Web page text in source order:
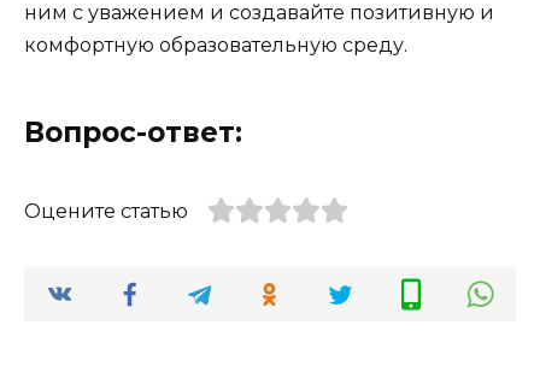
ним с уважением и создавайте позитивную и
комфортную образовательную среду.
Вопрос-ответ:
Оцените статью